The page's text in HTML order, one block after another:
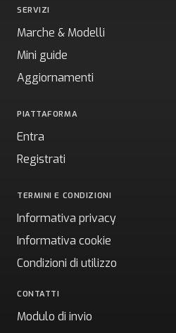
SERVIZI
Marche & Modelli
Mini guide
Aggiornamenti
PIATTAFORMA
Entra
Registrati
TERMINI E CONDIZIONI
Informativa privacy
Informativa cookie
Condizioni di utilizzo
CONTATTI
Modulo di invio